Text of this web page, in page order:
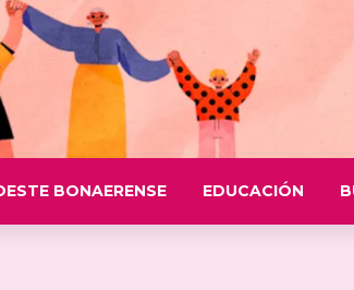
BONAERENSE EDUCACIÓN